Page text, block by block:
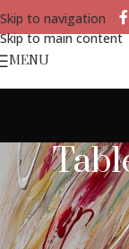
Skip to navigation
Skip to main content
MENU